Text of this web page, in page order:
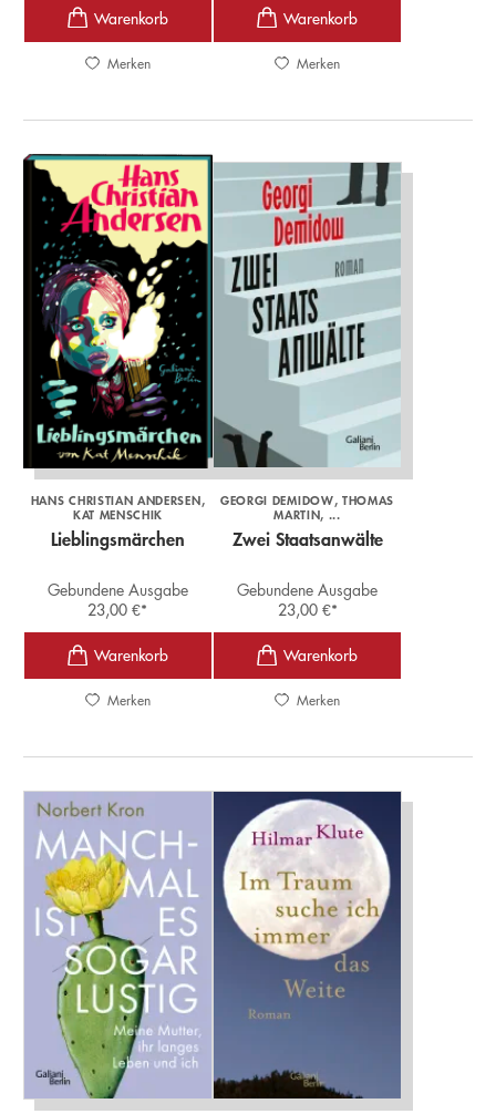
Merken Merken
HANS CHRISTIAN ANDERSEN
KAT MENSCHIK
Lieblingsmärchen
Gebundene Ausgabe
23,00€*
Merken
GEORGI DEMIDOW THOMAS
MARTIN, ...
Zwei Staatsanwälte
Gebundene Ausgabe
23,00 €*
Merken